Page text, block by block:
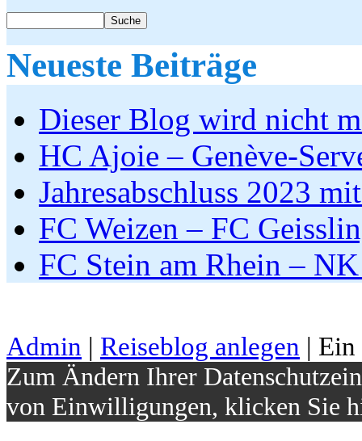
Neueste Beiträge
Dieser Blog wird nicht
HC Ajoie – Genève-
Jahresabschluss 2023
FC Weizen – FC
FC Stein am Rhein –
Admin | Reiseblog anlegen |
Zum Ändern Ihrer
von Einwilligungen, klicken Sie